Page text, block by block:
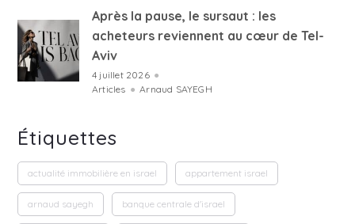
Après la pause, le sursaut : les
acheteurs reviennent au cœur de Tel-
Aviv
4 juillet 2026 ●
Articles ● Arnaud SAYEGH
Étiquettes
actualité immobilière en israel appartement israel
arnaud sayegh banque centrale d'israel